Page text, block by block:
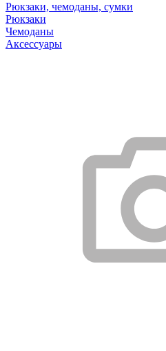
Рюкзаки, чемоданы, сумки
Рюкзаки
Чемоданы
Аксессуары